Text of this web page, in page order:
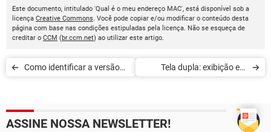
Este documento, intitulado 'Qual é o meu endereço MAC', está disponível sob a
licença Creative Commons. Você pode copiar e/ou modificar o conteúdo desta
página com base nas condições estipuladas pela licença. Não se esqueça de
creditar o CCM (br.ccm.net) ao utilizar este artigo.
Como identificar a versão
Tela dupla: exibição em
ASSINE NOSSA NEWSLETTER!